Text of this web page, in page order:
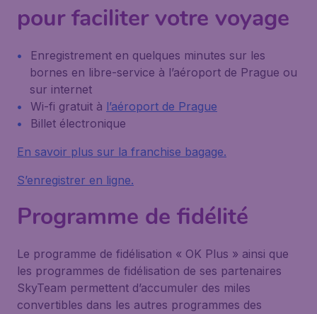
pour faciliter votre voyage
Enregistrement en quelques minutes sur les
bornes en libre-service à l’aéroport de Prague ou
sur internet
Wi-fi gratuit à l’aéroport de Prague
Billet électronique
En savoir plus sur la franchise bagage.
S’enregistrer en ligne.
Programme de fidélité
Le programme de fidélisation « OK Plus » ainsi que
les programmes de fidélisation de ses partenaires
SkyTeam permettent d’accumuler des miles
convertibles dans les autres programmes des